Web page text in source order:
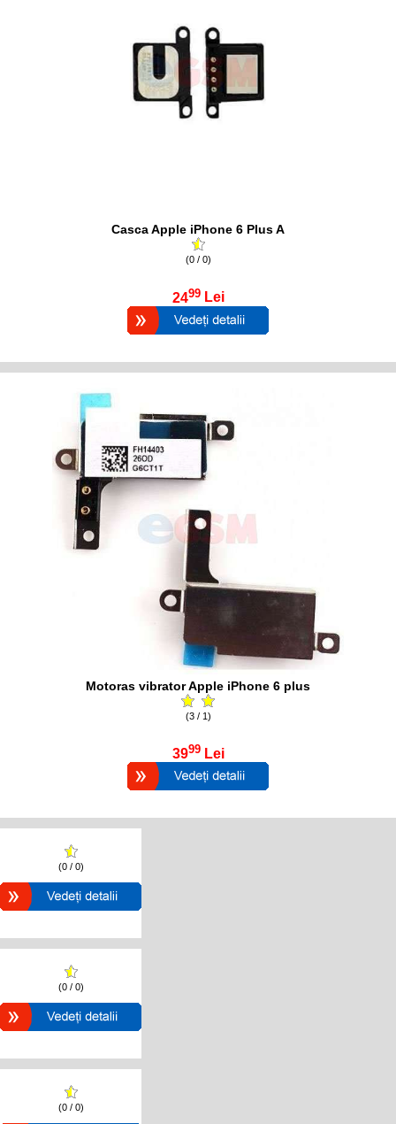
Casca Apple iPhone 6 Plus A
(0 / 0)
2499 Lei
Motoras vibrator Apple iPhone 6 plus
(3 / 1)
3999 Lei
(0 / 0)
(0 / 0)
(0 / 0)